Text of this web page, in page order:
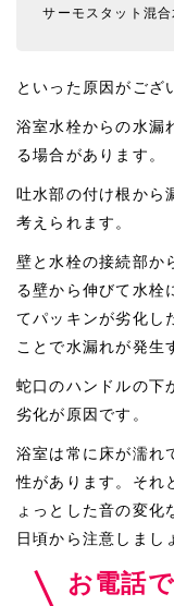
サーモスタット混
といった原因がござ
浴室水栓からの水漏
る場合があります。
吐水部の付け根から
考えられます。
壁と水栓の接続部か
る壁から伸びて水栓
てパッキンが劣化し
ことで水漏れが発生
蛇口のハンドルの下
劣化が原因です。
浴室は常に床が濡れ
性があります。それ
ょっとした音の変化
日頃から注意しまし
お電話